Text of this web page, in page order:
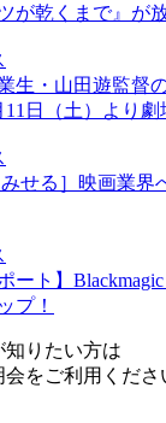
が乾くまで』が
生・山田遊監督
日（土）より劇
みせる］映画業
ート】
プ！
知りたい方は
をご利用くださ